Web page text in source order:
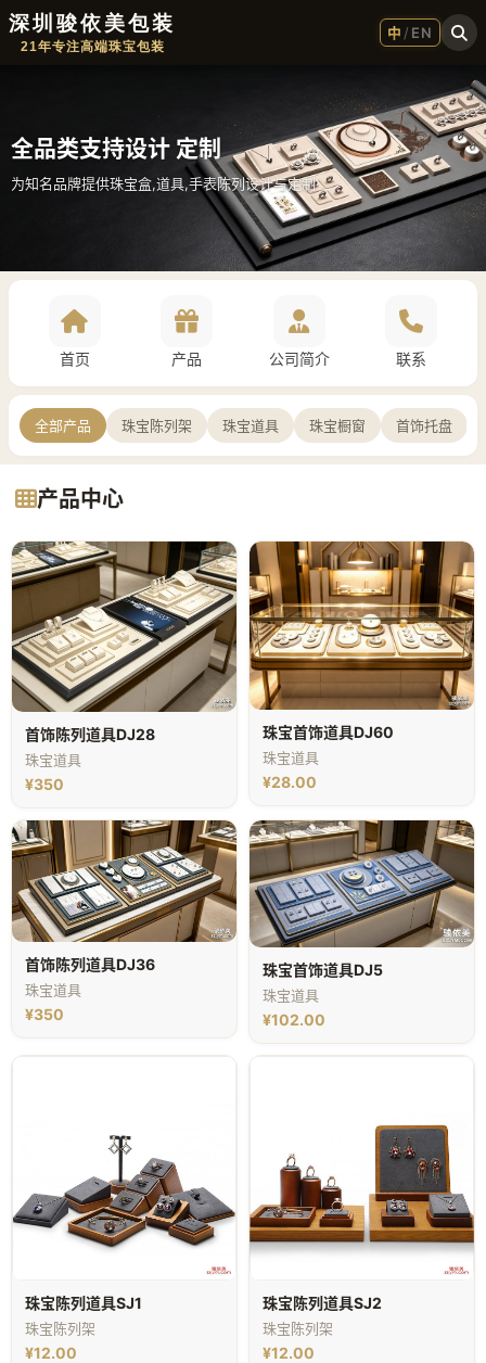
深圳骏依美包装
21年专注高端珠宝包装
中 / EN
全品类支持设计 定制
为知名品牌提供珠宝盒,道具,手表陈列设计与定制
首页 产品 公司简介 联系
全部产品 珠宝陈列架 珠宝道具 珠宝橱窗 首饰托盘
产品中心
首饰陈列道具DJ28
珠宝道具
¥350
珠宝首饰道具DJ60
珠宝道具
¥28.00
首饰陈列道具DJ36
珠宝道具
¥350
珠宝首饰道具DJ5
珠宝道具
¥102.00
珠宝陈列道具SJ1
珠宝陈列架
¥12.00
珠宝陈列道具SJ2
珠宝陈列架
¥12.00